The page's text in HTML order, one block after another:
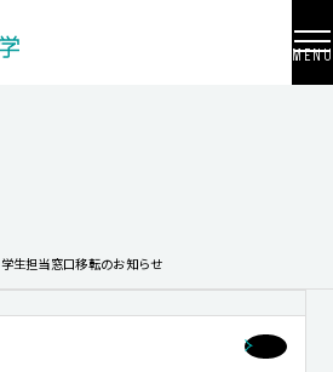
MENU
学生担当窓口移転のお知らせ